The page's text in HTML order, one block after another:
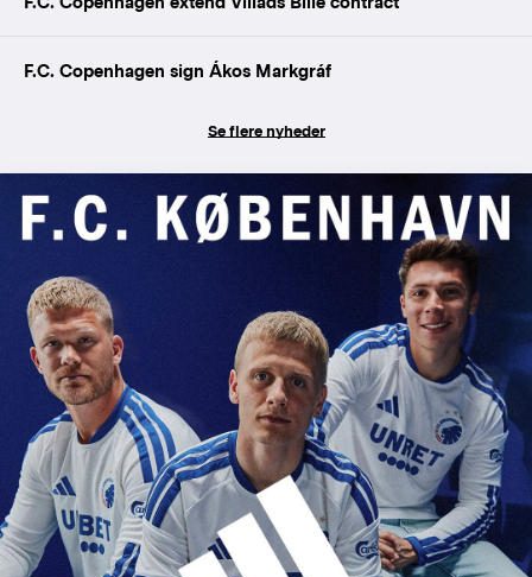
F.C. Copenhagen sign Ákos Markgráf
Se flere nyheder